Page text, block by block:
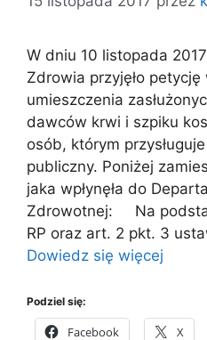
W dniu 10 listopada
Zdrowia przyjęło
umieszczenia
dawców krwi i szpiku
osób, którym
publiczny. Poniżej
jaka wpłynęła do
Zdrowotnej: Na
RP oraz art. 2 pkt. 3
Dowiedz się więcej
Podziel się:
Facebook X